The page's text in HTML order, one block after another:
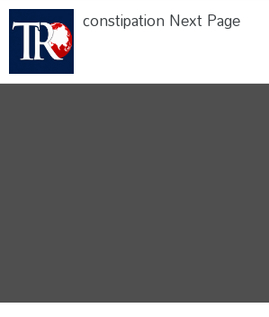
constipation Next Page